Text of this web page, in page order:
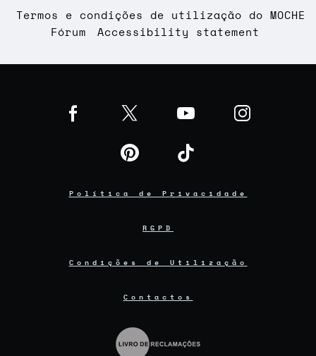
Termos e condições de utilização do MOCHE
Fórum
Accessibility statement
Política de Privacidade
RGPD
Condições de Utilização
Contactos